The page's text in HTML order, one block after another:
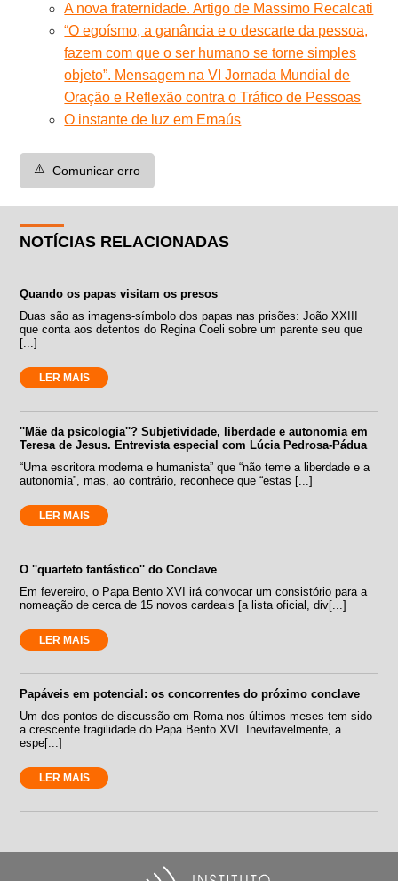
A nova fraternidade. Artigo de Massimo Recalcati
“O egoísmo, a ganância e o descarte da pessoa,
fazem com que o ser humano se torne simples
objeto”. Mensagem na VI Jornada Mundial de
Oração e Reflexão contra o Tráfico de Pessoas
O instante de luz em Emaús
⚠️ Comunicar erro
NOTÍCIAS RELACIONADAS
Quando os papas visitam os presos
Duas são as imagens-símbolo dos papas nas prisões: João XXIII
que conta aos detentos do Regina Coeli sobre um parente seu que
[...]
LER MAIS
''Mãe da psicologia''? Subjetividade, liberdade e autonomia em
Teresa de Jesus. Entrevista especial com Lúcia Pedrosa-Pádua
“Uma escritora moderna e humanista” que “não teme a liberdade e a
autonomia”, mas, ao contrário, reconhece que “estas [...]
LER MAIS
O ''quarteto fantástico'' do Conclave
Em fevereiro, o Papa Bento XVI irá convocar um consistório para a
nomeação de cerca de 15 novos cardeais [a lista oficial, div[...]
LER MAIS
Papáveis em potencial: os concorrentes do próximo conclave
Um dos pontos de discussão em Roma nos últimos meses tem sido
a crescente fragilidade do Papa Bento XVI. Inevitavelmente, a
espe[...]
LER MAIS